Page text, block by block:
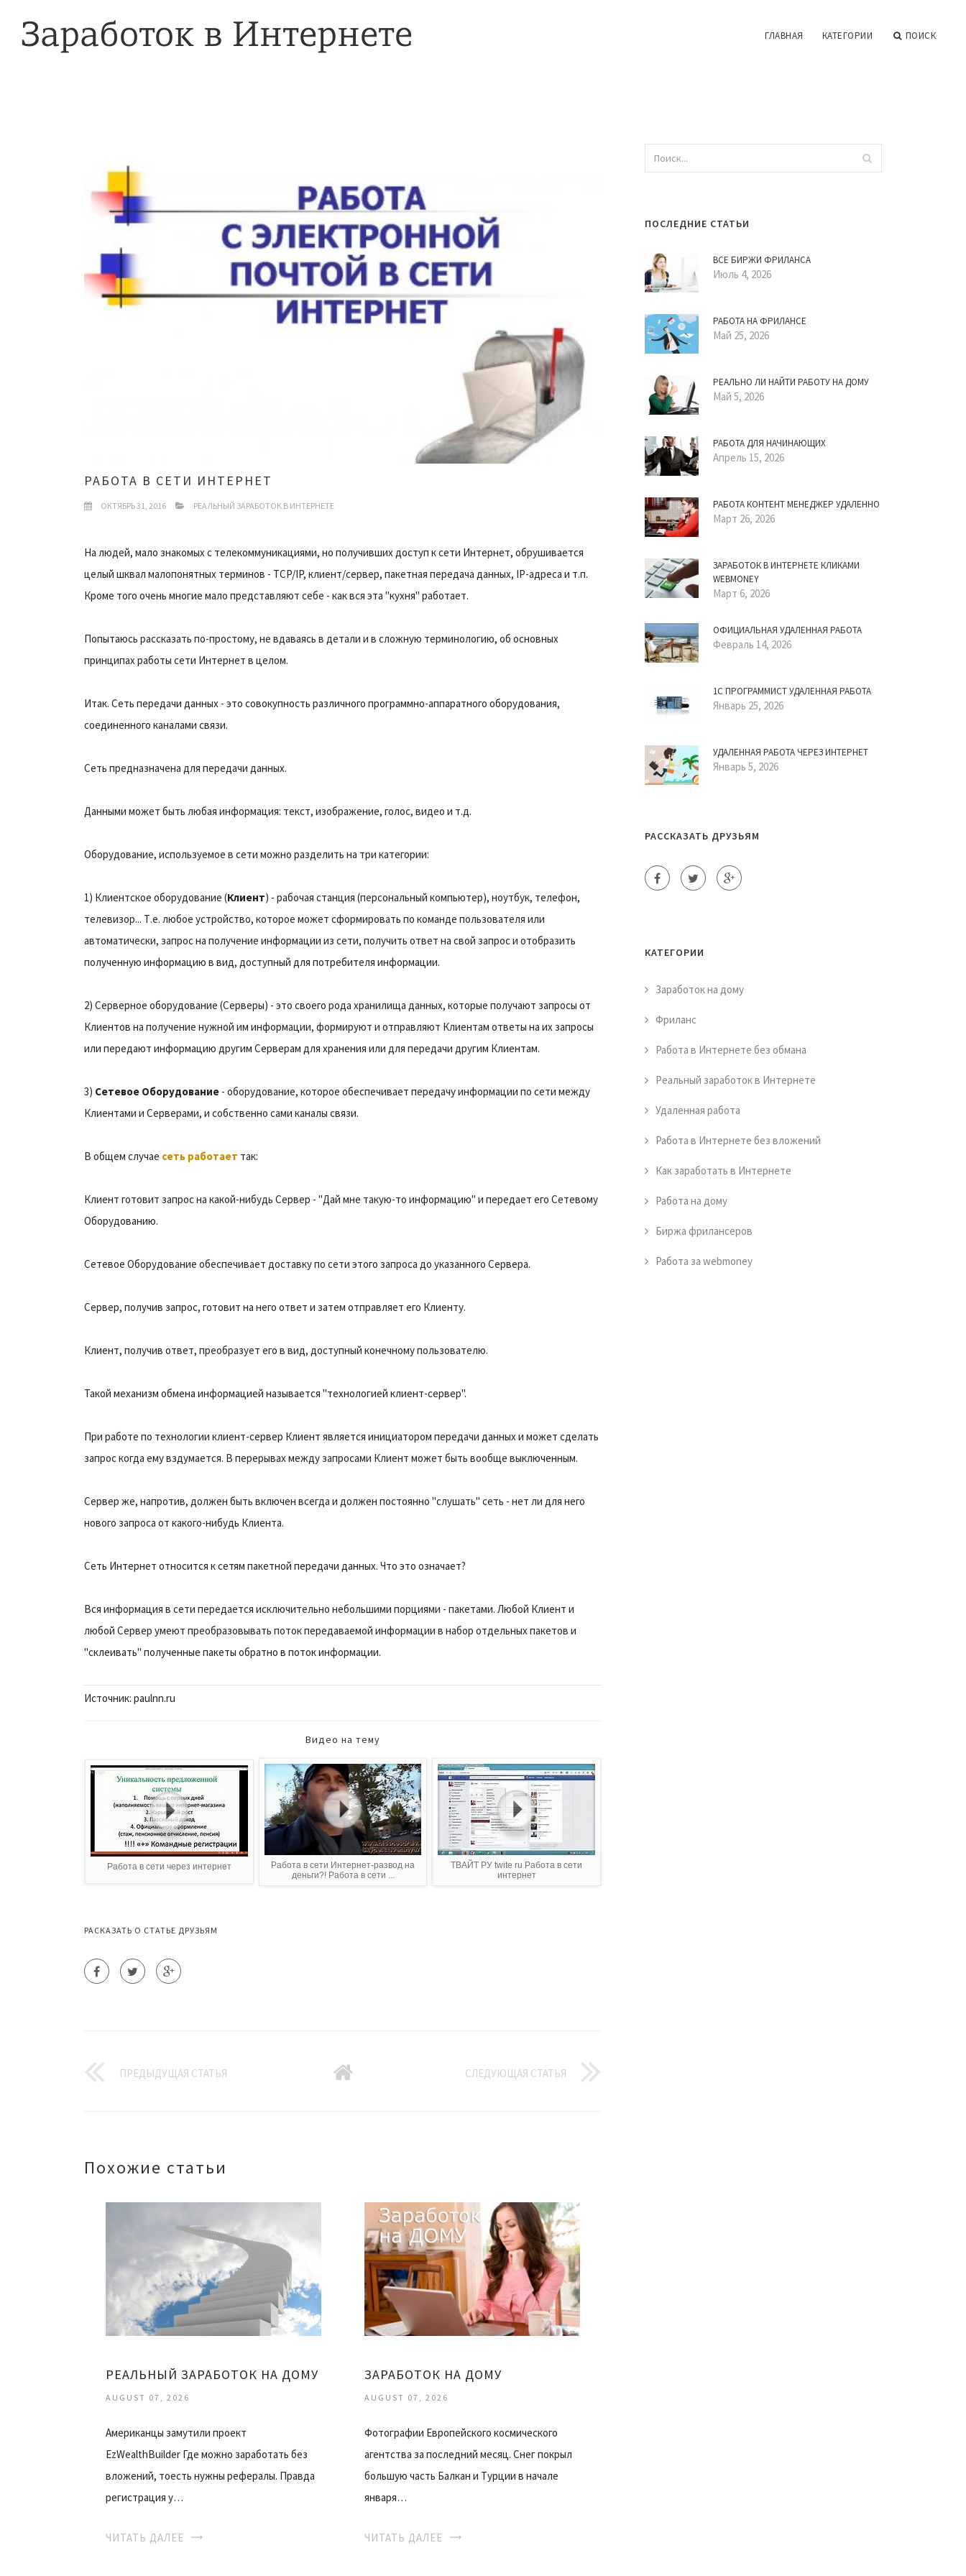
ГЛАВНАЯ КАТЕГОРИИ ПОИСК
РАБОТА В СЕТИ ИНТЕРНЕТ
ОКТЯБРЬ 31, 2016 РЕАЛЬНЫЙ ЗАРАБОТОК В ИНТЕРНЕТЕ
На людей, мало знакомых с телекоммуникациями, но получивших доступ к сети Интернет, обрушивается
целый шквал малопонятных терминов - TCP/IP, клиент/сервер, пакетная передача данных, IP-адреса и т.п.
Кроме того очень многие мало представляют себе - как вся эта "кухня" работает.
Попытаюсь рассказать по-простому, не вдаваясь в детали и в сложную терминологию, об основных
принципах работы сети Интернет в целом.
Итак. Сеть передачи данных - это совокупность различного программно-аппаратного оборудования,
соединенного каналами связи.
Сеть предназначена для передачи данных.
Данными может быть любая информация: текст, изображение, голос, видео и т.д.
Оборудование, используемое в сети можно разделить на три категории:
1) Клиентское оборудование (Клиент) - рабочая станция (персональный компьютер), ноутбук, телефон,
телевизор... Т.е. любое устройство, которое может сформировать по команде пользователя или
автоматически, запрос на получение информации из сети, получить ответ на свой запрос и отобразить
полученную информацию в вид, доступный для потребителя информации.
2) Серверное оборудование (Серверы) - это своего рода хранилища данных, которые получают запросы от
Клиентов на получение нужной им информации, формируют и отправляют Клиентам ответы на их запросы
или передают информацию другим Серверам для хранения или для передачи другим Клиентам.
3) Сетевое Оборудование - оборудование, которое обеспечивает передачу информации по сети между
Клиентами и Серверами, и собственно сами каналы связи.
В общем случае сеть работает так:
Клиент готовит запрос на какой-нибудь Сервер - "Дай мне такую-то информацию" и передает его Cетевому
Оборудованию.
Сетевое Оборудование обеспечивает доставку по сети этого запроса до указанного Сервера.
Сервер, получив запрос, готовит на него ответ и затем отправляет его Клиенту.
Клиент, получив ответ, преобразует его в вид, доступный конечному пользователю.
Такой механизм обмена информацией называется "технологией клиент-сервер".
При работе по технологии клиент-сервер Клиент является инициатором передачи данных и может сделать
запрос когда ему вздумается. В перерывах между запросами Клиент может быть вообще выключенным.
Сервер же, напротив, должен быть включен всегда и должен постоянно "слушать" сеть - нет ли для него
нового запроса от какого-нибудь Клиента.
Сеть Интернет относится к сетям пакетной передачи данных. Что это означает?
Вся информация в сети передается исключительно небольшими порциями - пакетами. Любой Клиент и
любой Сервер умеют преобразовывать поток передаваемой информации в набор отдельных пакетов и
"склеивать" полученные пакеты обратно в поток информации.
Источник: paulnn.ru
Видео на тему
Работа в сети через интернет
Работа в сети Интернет-развод на
деньги?! Работа в сети ...
ТВАЙТ РУ twite ru Работа в сети
интернет
РАСКАЗАТЬ О СТАТЬЕ ДРУЗЬЯМ
ПРЕДЫДУЩАЯ СТАТЬЯ СЛЕДУЮЩАЯ СТАТЬЯ
Похожие статьи
РЕАЛЬНЫЙ ЗАРАБОТОК НА ДОМУ
AUGUST 07, 2026
Американцы замутили проект
EzWealthBuilder Где можно заработать без
вложений, тоесть нужны рефералы. Правда
регистрация у…
ЧИТАТЬ ДАЛЕЕ
ЗАРАБОТОК НА ДОМУ
AUGUST 07, 2026
Фотографии Европейского космического
агентства за последний месяц. Снег покрыл
большую часть Балкан и Турции в начале
января…
ЧИТАТЬ ДАЛЕЕ
ПОСЛЕДНИЕ СТАТЬИ
ВСЕ БИРЖИ ФРИЛАНСА
Июль 4, 2026
РАБОТА НА ФРИЛАНСЕ
Май 25, 2026
РЕАЛЬНО ЛИ НАЙТИ РАБОТУ НА ДОМУ
Май 5, 2026
РАБОТА ДЛЯ НАЧИНАЮЩИХ
Апрель 15, 2026
РАБОТА КОНТЕНТ МЕНЕДЖЕР УДАЛЕННО
Март 26, 2026
ЗАРАБОТОК В ИНТЕРНЕТЕ КЛИКАМИ
WEBMONEY
Март 6, 2026
ОФИЦИАЛЬНАЯ УДАЛЕННАЯ РАБОТА
Февраль 14, 2026
1С ПРОГРАММИСТ УДАЛЕННАЯ РАБОТА
Январь 25, 2026
УДАЛЕННАЯ РАБОТА ЧЕРЕЗ ИНТЕРНЕТ
Январь 5, 2026
РАССКАЗАТЬ ДРУЗЬЯМ
КАТЕГОРИИ
Заработок на дому
Фриланс
Работа в Интернете без обмана
Реальный заработок в Интернете
Удаленная работа
Работа в Интернете без вложений
Как заработать в Интернете
Работа на дому
Биржа фрилансеров
Работа за webmoney